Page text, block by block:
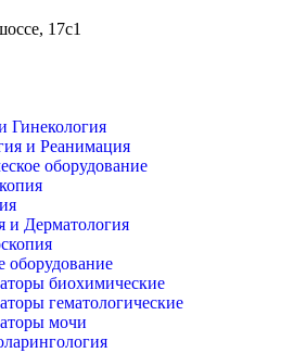
17с1
Гинекология
и Реанимация
оборудование
и Дерматология
оборудование
биохимические
гематологические
мочи